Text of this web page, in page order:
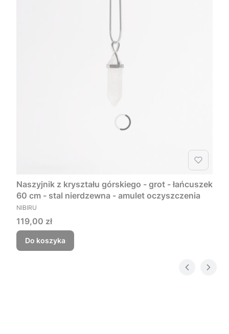
Naszyjnik z kryształu górskiego - grot - łańcuszek
60 cm - stal nierdzewna - amulet oczyszczenia
PRODUCENT
NIBIRU
Cena
119,00 zł
Do koszyka